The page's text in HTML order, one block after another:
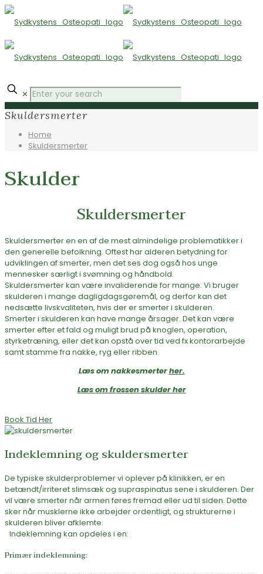
✕
Skuldersmerter
Home
Skuldersmerter
Skulder
Skuldersmerter
Skuldersmerter en en af de mest almindelige problematikker i
den generelle befolkning. Oftest har alderen betydning for
udviklingen af smerter, men det ses dog også hos unge
mennesker særligt i svømning og håndbold.
Skuldersmerter kan være invaliderende for mange. Vi bruger
skulderen i mange dagligdagsgøremål, og derfor kan det
nedsætte livskvaliteten, hvis der er smerter i skulderen.
Smerter i skulderen kan have mange årsager. Det kan være
smerter efter et fald og muligt brud på knoglen, operation,
styrketræning, eller det kan opstå over tid ved fx kontorarbejde
samt stamme fra nakke, ryg eller ribben.
Læs om nakkesmerterher.
Læs om frossen skulder her
Book Tid Her
Indeklemning og skuldersmerter
De typiske skulderproblemer vi oplever på klinikken, er en
betændt/irriteret slimsæk og supraspinatus sene i skulderen. Der
vil være smerter når armen føres fremad eller ud til siden. Dette
sker når musklerne ikke arbejder ordentligt, og strukturerne i
skulderen bliver afklemte.
Indeklemning kan opdeles i en:
Primær indeklemning: